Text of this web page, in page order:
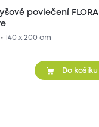
povlečení FLORA
140 x 200 cm
Do košíku